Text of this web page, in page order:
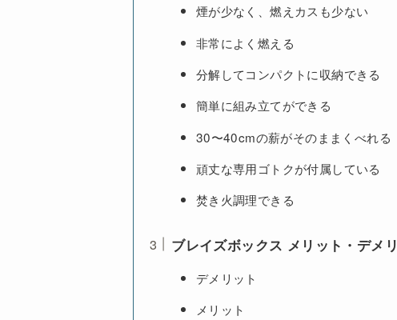
煙が少なく、燃えカスも少ない
非常によく燃える
分解してコンパクトに収納できる
簡単に組み立てができる
30〜40cmの薪がそのままくべれる
頑丈な専用ゴトクが付属している
焚き火調理できる
ブレイズボックス メリット・デメ
デメリット
メリット